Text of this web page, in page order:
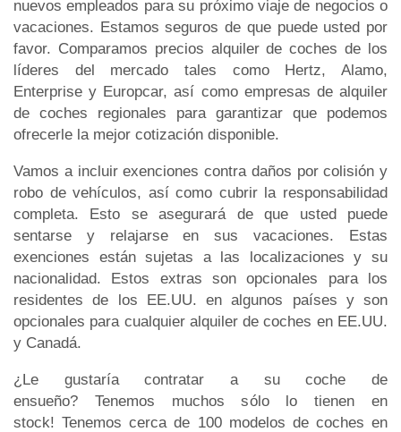
nuevos empleados para su próximo viaje de negocios o
vacaciones. Estamos seguros de que puede usted por
favor. Comparamos precios alquiler de coches de los
líderes del mercado tales como Hertz, Alamo,
Enterprise y Europcar, así como empresas de alquiler
de coches regionales para garantizar que podemos
ofrecerle la mejor cotización disponible.
Vamos a incluir exenciones contra daños por colisión y
robo de vehículos, así como cubrir la responsabilidad
completa. Esto se asegurará de que usted puede
sentarse y relajarse en sus vacaciones. Estas
exenciones están sujetas a las localizaciones y su
nacionalidad. Estos extras son opcionales para los
residentes de los EE.UU. en algunos países y son
opcionales para cualquier alquiler de coches en EE.UU.
y Canadá.
¿Le gustaría contratar a su coche de
ensueño? Tenemos muchos sólo lo tienen en
stock! Tenemos cerca de 100 modelos de coches en